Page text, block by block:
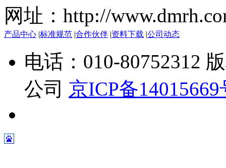
网址：http://
产品中心 |标准规范 |合作伙伴 |资料下载 |公司动态
电话：010-80752312
公司 京ICP备14015669